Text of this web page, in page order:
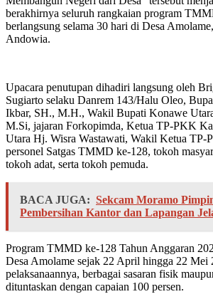
berakhirnya seluruh rangkaian program
berlangsung selama 30 hari di Desa
Andowia.
Upacara penutupan dihadiri langsung oleh
Sugiarto selaku Danrem 143/Halu Oleo,
Ikbar, SH., M.H., Wakil Bupati Konawe
M.Si, jajaran Forkopimda, Ketua TP-PKK
Utara Hj. Wisra Wastawati, Wakil Ketua TP-
personel Satgas TMMD ke-128, tokoh
tokoh adat, serta tokoh pemuda.
BACA JUGA: Sekcam Moramo
Pembersihan Kantor dan Lapangan
Program TMMD ke-128 Tahun Anggaran
Desa Amolame sejak 22 April hingga 22 Mei
pelaksanaannya, berbagai sasaran fisik
dituntaskan dengan capaian 100 persen.